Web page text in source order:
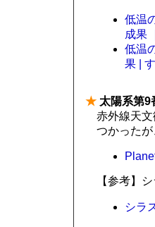
低温
成果
低温
果 |
★ 太陽系第9
赤外線天
つかったが
【参考】
シラ